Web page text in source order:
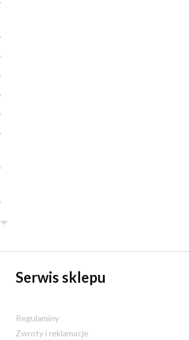
Serwis sklepu
Regulaminy
Zwroty i reklamacje